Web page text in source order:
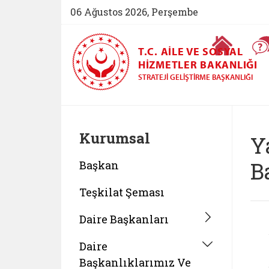
06 Ağustos 2026, Perşembe
Ana Sayfa
T.C. AILE VE SOSYAL
HIZMETLER BAKANLIĞI
STRATEJI GELIŞTIRME BAŞKANLIĞI
Kurumsal
Başkan
Teşkilat Şeması
Daire Başkanları
Daire
Başkanlıklarımız Ve